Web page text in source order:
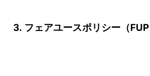
フェアユースポリシー（